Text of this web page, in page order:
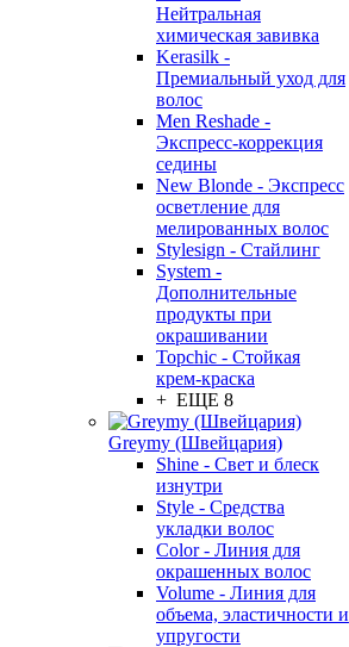
Нейтральная
химическая завивка
Kerasilk -
Премиальный уход для
волос
Men Reshade -
Экспресс-коррекция
седины
New Blonde - Экспресс
осветление для
мелированных волос
Stylesign - Стайлинг
System -
Дополнительные
продукты при
окрашивании
Topchic - Стойкая
крем-краска
+ ЕЩЕ 8
Greymy (Швейцария)
Shine - Свет и блеск
изнутри
Style - Средства
укладки волос
Color - Линия для
окрашенных волос
Volume - Линия для
объема, эластичности и
упругости